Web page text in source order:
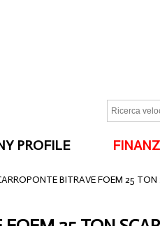
PROFILE
BITRAVE FOEM 25